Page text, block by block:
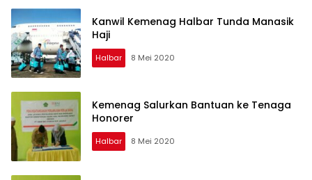
Kanwil Kemenag Halbar Tunda Manasik
Haji
Halbar 8 Mei 2020
Kemenag Salurkan Bantuan ke Tenaga
Honorer
Halbar 8 Mei 2020